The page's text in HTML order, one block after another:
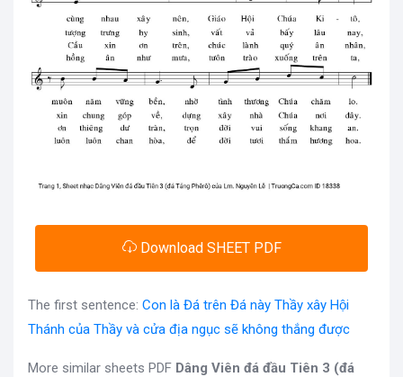
Download SHEET PDF
The first sentence: Con là Đá trên Đá này Thầy xây Hội
Thánh của Thầy và cửa địa ngục sẽ không thắng được
More similar sheets PDF Dâng Viên đá đầu Tiên 3 (đá